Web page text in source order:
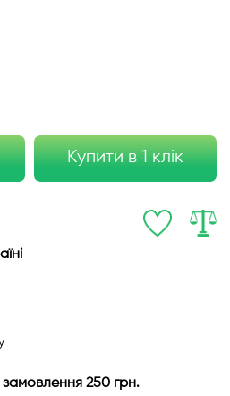
Купити в 1 клік
замовлення 250 грн.